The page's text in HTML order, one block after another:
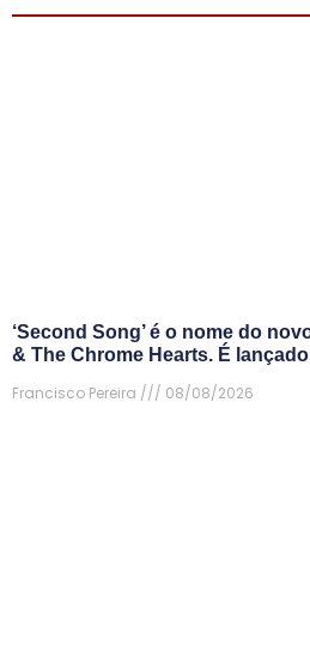
‘Second Song’ é o nome do
& The Chrome Hearts. É
Francisco Pereira
08/08/2026